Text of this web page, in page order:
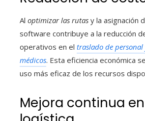
Al optimizar las rutas y la asignación
software contribuye a la reducción
operativos en el traslado de
médicos. Esta eficiencia económica
uso más eficaz de los recursos
Mejora continua